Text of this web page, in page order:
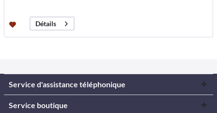
Détails
Service d'assistance téléphonique
Service boutique